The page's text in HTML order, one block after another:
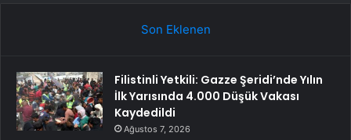
Son Eklenen
Filistinli Yetkili: Gazze Şeridi’nde Yılın
İlk Yarısında 4.000 Düşük Vakası
Kaydedildi
Ağustos 7, 2026